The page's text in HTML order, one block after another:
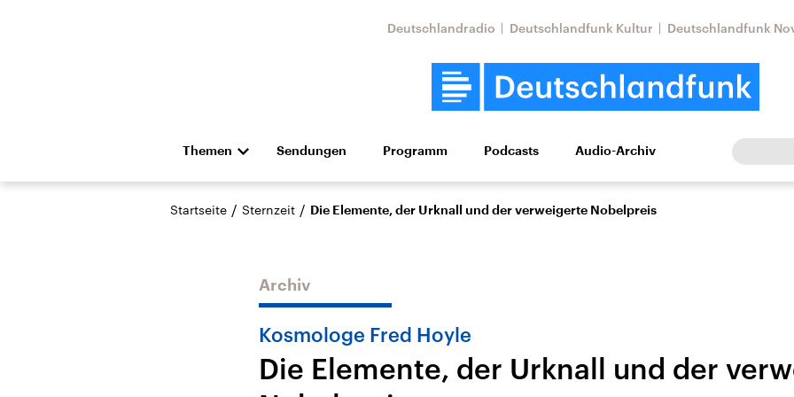
Deutschlandradio Deutschlandfunk Kultur Deutschlandfunk
Themen
Die Nachrichten Politik Wirtschaft Wissen Kultur Europa
Hörspiel und Feature Musik
Landtagswahl Sachsen-
USA
Aktuelle Beiträge,
Nahostkonflikt
Iran
Sendungen Programm Podcasts Audio-Archiv
Startseite / Sternzeit / Die Elemente, der Urknall und der verweigerte Nobelpreis
Archiv
Kosmologe Fred Hoyle
Die Elemente, der Urknall und der